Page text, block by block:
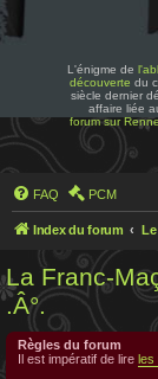
L'énigme de
découverte du
siècle dernier
affaire liée
forum sur
FAQ PCM
Index du forum
La Franc-
.Â°.
Règles du forum
Il est impératif de lire les